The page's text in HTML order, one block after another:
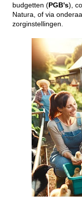
budgetten ( PGB's),
Natura, of via
zorginstellingen.